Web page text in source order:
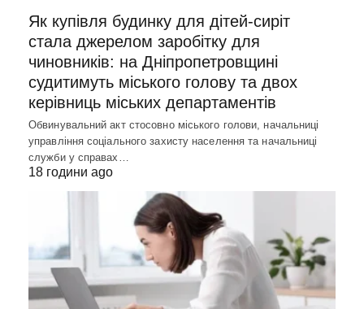
Як купівля будинку для дітей-сиріт
стала джерелом заробітку для
чиновників: на Дніпропетровщині
судитимуть міського голову та двох
керівниць міських департаментів
Обвинувальний акт стосовно міського голови, начальниці
управління соціального захисту населення та начальниці
служби у справах…
18 години ago